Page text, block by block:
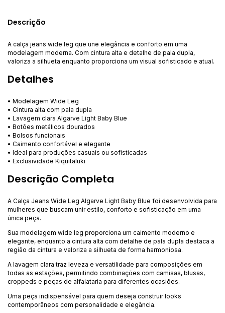
Descrição
A calça jeans wide leg que une elegância e conforto em uma
modelagem moderna. Com cintura alta e detalhe de pala dupla,
valoriza a silhueta enquanto proporciona um visual sofisticado e atual.
Detalhes
• Modelagem Wide Leg
• Cintura alta com pala dupla
• Lavagem clara Algarve Light Baby Blue
• Botões metálicos dourados
• Bolsos funcionais
• Caimento confortável e elegante
• Ideal para produções casuais ou sofisticadas
• Exclusividade Kiquitaluki
Descrição Completa
A Calça Jeans Wide Leg Algarve Light Baby Blue foi desenvolvida para
mulheres que buscam unir estilo, conforto e sofisticação em uma
única peça.
Sua modelagem wide leg proporciona um caimento moderno e
elegante, enquanto a cintura alta com detalhe de pala dupla destaca a
região da cintura e valoriza a silhueta de forma harmoniosa.
A lavagem clara traz leveza e versatilidade para composições em
todas as estações, permitindo combinações com camisas, blusas,
croppeds e peças de alfaiataria para diferentes ocasiões.
Uma peça indispensável para quem deseja construir looks
contemporâneos com personalidade e elegância.